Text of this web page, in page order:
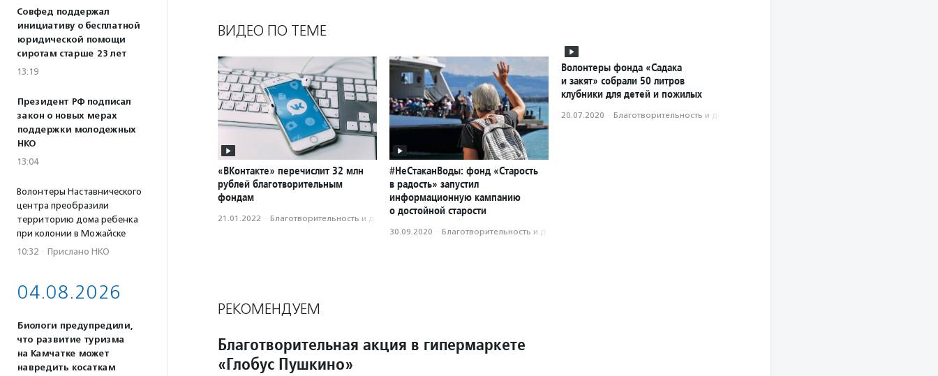
Совфед поддержал
инициативу о бесплатной
юридической помощи
сиротам старше 23 лет
13:19
Президент РФ подписал
закон о новых мерах
поддержки молодежных
НКО
13:04
Волонтеры Наставнического
центра преобразили
территорию дома ребенка
при колонии в Можайске
10:32 · Прислано НКО
04.08.2026
Биологи предупредили,
что развитие туризма
на Камчатке может
навредить косаткам
ВИДЕО ПО ТЕМЕ
«ВКонтакте» перечислит 32 млн
рублей благотворительным
фондам
21.01.2022 · Благотвори­тель­ность и доброволь­чест­во
#НеСтаканВоды: фонд «Старость
в радость» запустил
информационную кампанию
о достойной старости
30.09.2020 · Благотвори­тель­ность и доброволь­чест­во
Волонтеры фонда «Садака
и закят» собрали 50 литров
клубники для детей и пожилых
20.07.2020 · Благотвори­тель­ность и доброволь­чест­во
РЕКОМЕНДУЕМ
Благотворительная акция в гипермаркете
«Глобус Пушкино»